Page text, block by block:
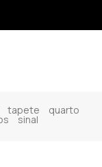
quarto
sinal